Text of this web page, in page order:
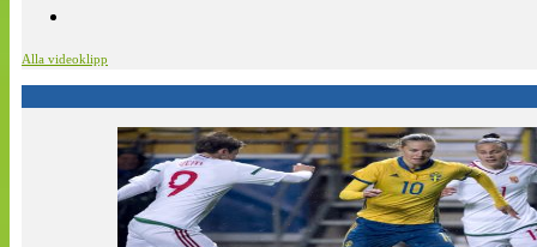
Alla videoklipp